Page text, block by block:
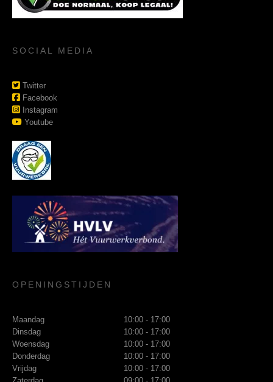
SOCIAL MEDIA
Twitter
Facebook
Instagram
Youtube
OPENINGSTIJDEN
Maandag
10:00 - 17:00
Dinsdag
10:00 - 17:00
Woensdag
10:00 - 17:00
Donderdag
10:00 - 17:00
Vrijdag
10:00 - 17:00